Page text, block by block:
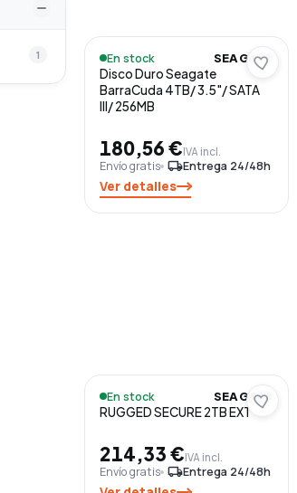
1 En stock SEAGATE
Disco Duro Seagate
BarraCuda 4TB/ 3.5"/ SATA
III/ 256MB
180,56 €IVA incl.
Envío gratis local_shippingEntrega 24/48h
Ver detalles
En stock SEAGATE
RUGGED SECURE 2TB EXT
214,33 €IVA incl.
Envío gratis local_shippingEntrega 24/48h